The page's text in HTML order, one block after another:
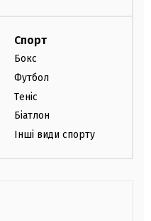
Спорт
Бокс
Футбол
Теніс
Біатлон
Інші види спорту